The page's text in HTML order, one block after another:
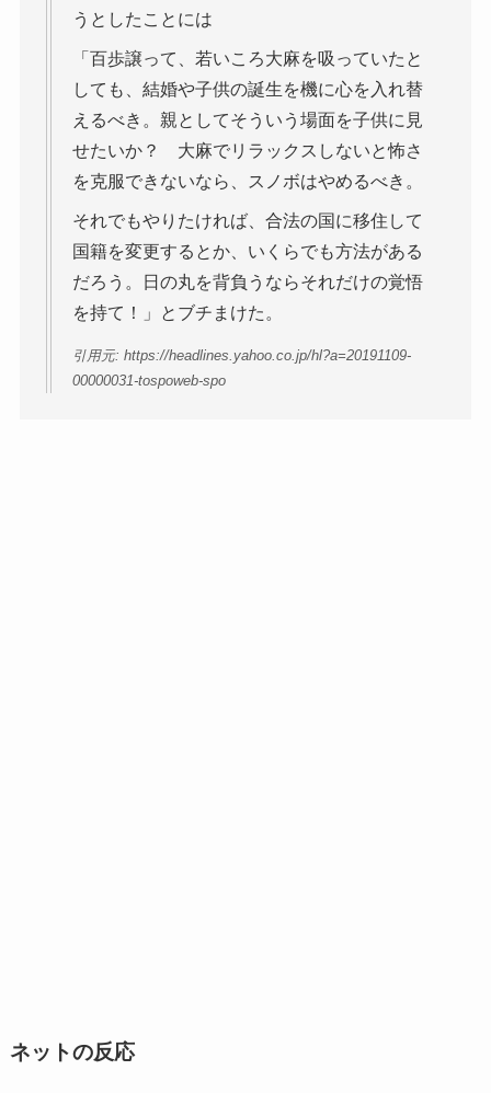
うとしたことには
「百歩譲って、若いころ大麻を吸っていたと
しても、結婚や子供の誕生を機に心を入れ替
えるべき。親としてそういう場面を子供に見
せたいか？ 大麻でリラックスしないと怖さ
を克服できないなら、スノボはやめるべき。
それでもやりたければ、合法の国に移住して
国籍を変更するとか、いくらでも方法がある
だろう。日の丸を背負うならそれだけの覚悟
を持て！」とブチまけた。
引用元: https://headlines.yahoo.co.jp/hl?a=20191109-
00000031-tospoweb-spo
ネットの反応